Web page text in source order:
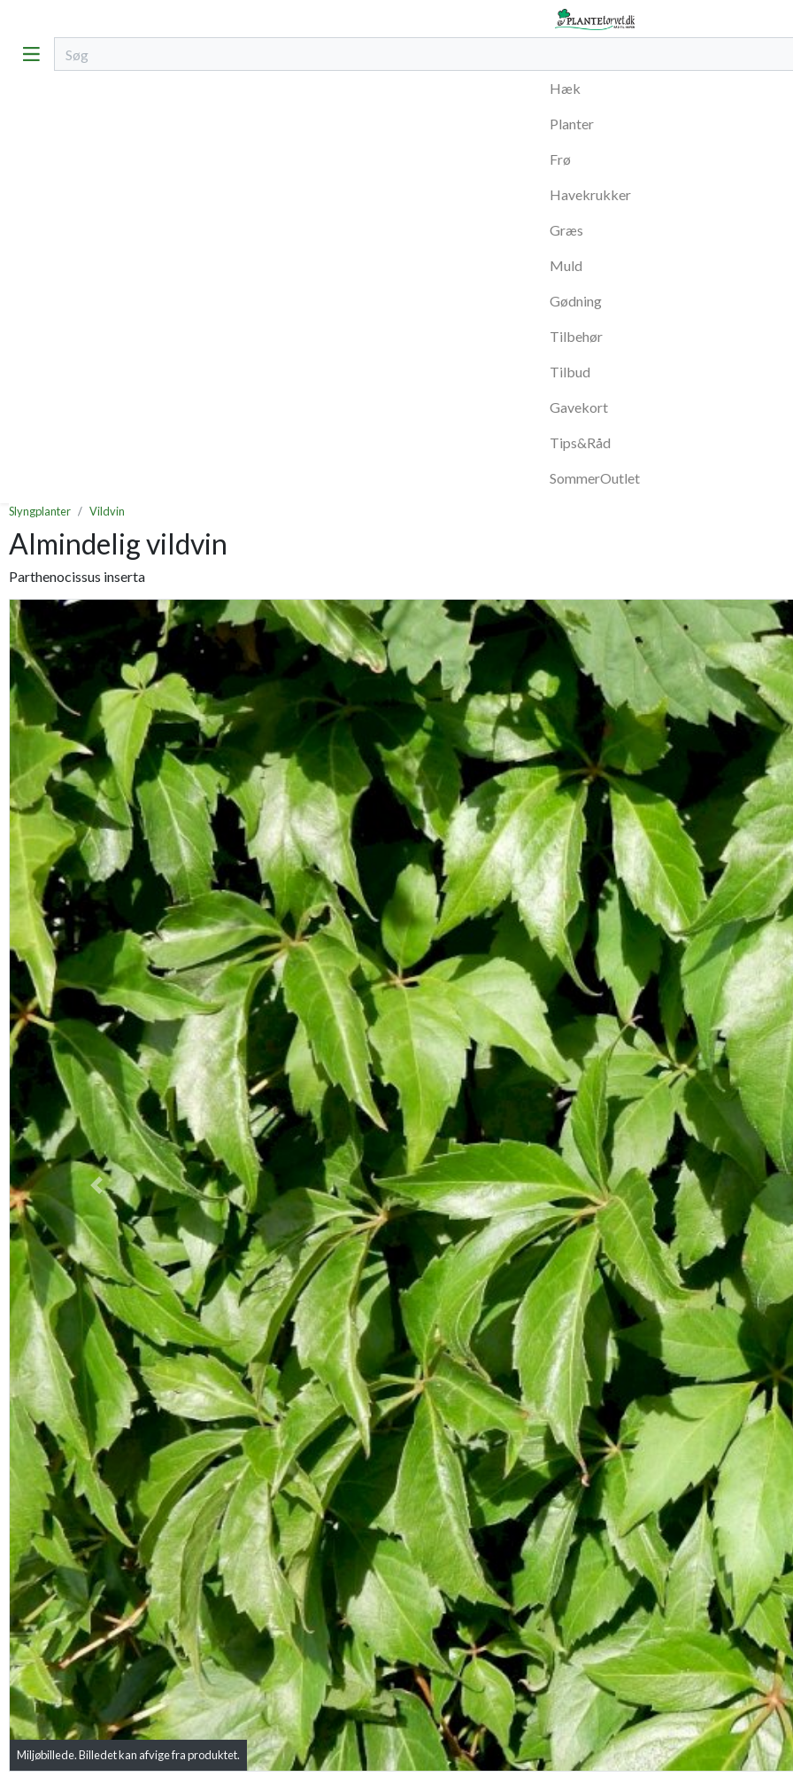
Hæk
Planter
Frø
Havekrukker
Græs
Muld
Gødning
Tilbehør
Tilbud
Gavekort
Tips&Råd
SommerOutlet
Slyngplanter Vildvin
Almindelig vildvin
Parthenocissus inserta
Miljøbillede. Billedet kan afvige fra produktet.
Previous